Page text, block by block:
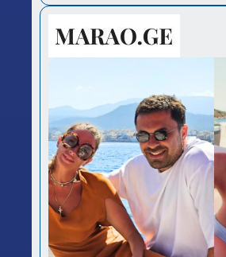
სალომე ახვლედიანის რჩევები